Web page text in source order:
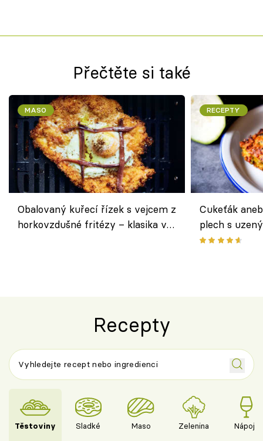
Přečtěte si také
MASO
Obalovaný kuřecí řízek s vejcem z
horkovzdušné fritézy – klasika v
RECEPTY
Cukeťák
plech s
způsob, jak
Recepty
Těstoviny Sladké Maso Zelenina Nápoje